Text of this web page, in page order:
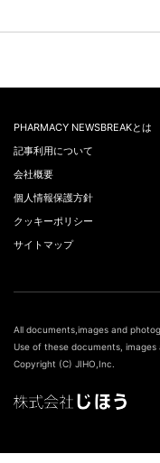
PHARMACY NEWSBREAKとは
記事利用について
会社概要
個人情報保護方針
クッキーポリシー
サイトマップ
All documents,images and
Use of these documents,
Copyright (C) JIHO,Inc.